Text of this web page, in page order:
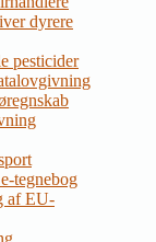
dyrere
pesticider
tegnebog
af EU-